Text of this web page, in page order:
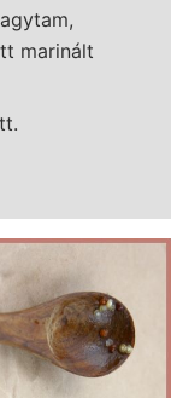
marinált